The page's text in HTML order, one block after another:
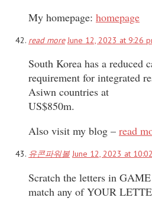
My homepage: homepage
read more June 12, 2023 at 9:26
South Korea has a reduced
requirement for integrated
Asiwn countries at
US$850m.
Also visit my blog – read
유콘파워볼 June 12, 2023 at
Scratch the letters in
match any of YOUR